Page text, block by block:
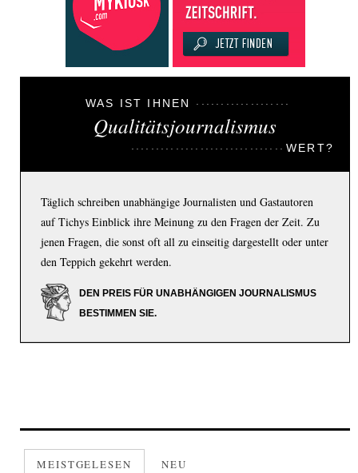
WAS IST IHNEN
Qualitätsjournalismus
WERT?
Täglich schreiben unabhängige Journalisten und Gastautoren
auf Tichys Einblick ihre Meinung zu den Fragen der Zeit. Zu
jenen Fragen, die sonst oft all zu einseitig dargestellt oder unter
den Teppich gekehrt werden.
DEN PREIS FÜR UNABHÄNGIGEN JOURNALISMUS
BESTIMMEN SIE.
MEISTGELESEN NEU